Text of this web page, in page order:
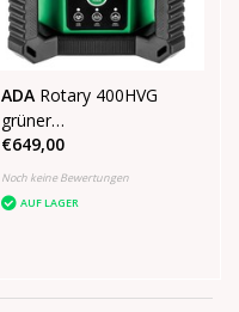
ADA Rotary 400HVG
grüner
Rotationsbaulaser
€649,00
Noch keine Bewertungen
AUF LAGER